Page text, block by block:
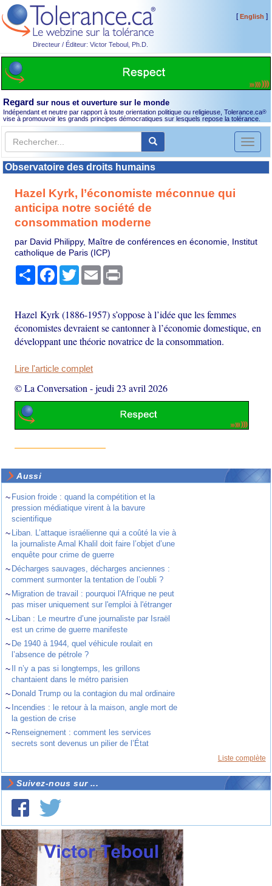
Directeur / Éditeur: Victor Teboul, Ph.D.
[English ]
Regard sur nous et ouverture sur le monde
Indépendant et neutre par rapport à toute orientation politique ou religieuse, Tolerance.ca®
vise à promouvoir les grands principes démocratiques sur lesquels repose la tolérance.
Toggle
Observatoire des droits humains
Hazel Kyrk, l’économiste méconnue qui
anticipa notre société de
consommation moderne
par David Philippy, Maître de conférences en économie, Institut
catholique de Paris (ICP)
PartagerFacebook
TwitterEmail
Hazel Kyrk (1886-1957) s’oppose à l’idée que les femmes
économistes devraient se cantonner à l’économie domestique, en
développant une théorie novatrice de la consommation.
Lire l'article complet
© La Conversation -jeudi 23 avril 2026
Aussi
~ Fusion froide : quand la compétition et la
pression médiatique virent à la bavure
scientifique
~ Liban. L’attaque israélienne qui a coûté la vie à
la journaliste Amal Khalil doit faire l’objet d’une
enquête pour crime de guerre
~ Décharges sauvages, décharges anciennes :
comment surmonter la tentation de l’oubli ?
~ Migration de travail : pourquoi l'Afrique ne peut
pas miser uniquement sur l'emploi à l'étranger
~ Liban : Le meurtre d’une journaliste par Israël
est un crime de guerre manifeste
~ De 1940 à 1944, quel véhicule roulait en
l’absence de pétrole ?
~
Il n’y a pas si longtemps, les grillons
chantaient dans le métro parisien
~ Donald Trump ou la contagion du mal ordinaire
~ Incendies : le retour à la maison, angle mort de
la gestion de crise
~ Renseignement : comment les services
secrets sont devenus un pilier de l’État
Liste complète
Suivez-nous sur ...